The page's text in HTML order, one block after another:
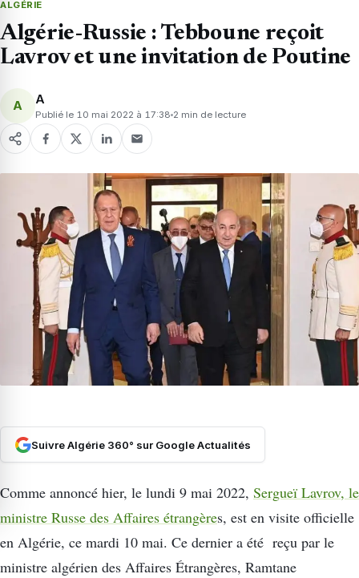
ALGÉRIE
Algérie-Russie : Tebboune reçoit
Lavrov et une invitation de Poutine
A A
Publié le 10 mai 2022 à 17:38 2 min de lecture
Suivre Algérie 360° sur Google Actualités
Comme annoncé hier, le lundi 9 mai 2022, Sergueï Lavrov, le
ministre Russe des Affaires étrangères, est en visite officielle
en Algérie, ce mardi 10 mai. Ce dernier a été reçu par le
ministre algérien des Affaires Étrangères, Ramtane